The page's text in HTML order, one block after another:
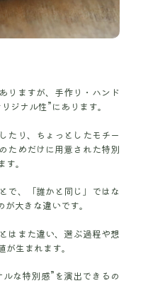
りますが、手作り・ハンド
ジナル性”にあります。
たり、ちょっとしたモチー
ためだけに用意された特別
。
で、「誰かと同じ」ではな
大きな違いです。
はまた違い、選ぶ過程や想
生まれます。
な特別感”を演出できるの